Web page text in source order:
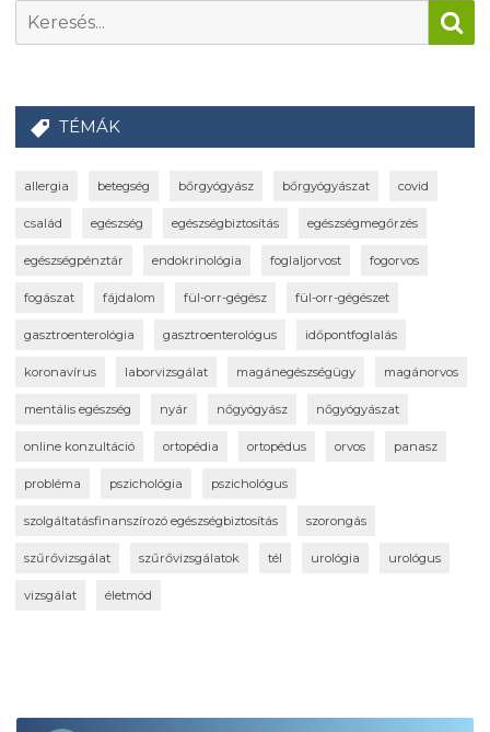
TÉMÁK
allergia betegség bőrgyógyász bőrgyógyászat covid
család egészség egészségbiztosítás egészségmegőrzés
egészségpénztár endokrinológia foglaljorvost fogorvos
fogászat fájdalom fül-orr-gégész fül-orr-gégészet
gasztroenterológia gasztroenterológus időpontfoglalás
koronavírus laborvizsgálat magánegészségügy magánorvos
mentális egészség nyár nőgyógyász nőgyógyászat
online konzultáció ortopédia ortopédus orvos panasz
probléma pszichológia pszichológus
szolgáltatásfinanszírozó egészségbiztosítás szorongás
szűrővizsgálat szűrővizsgálatok tél urológia urológus
vizsgálat életmód